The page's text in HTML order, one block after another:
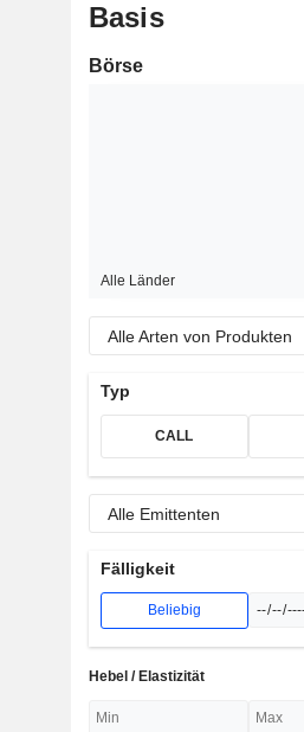
Basis
Börse
Alle Länder
Alle Arten von Produkten
Typ
CALL
Alle Emittenten
Fälligkeit
Beliebig
Hebel / Elastizität